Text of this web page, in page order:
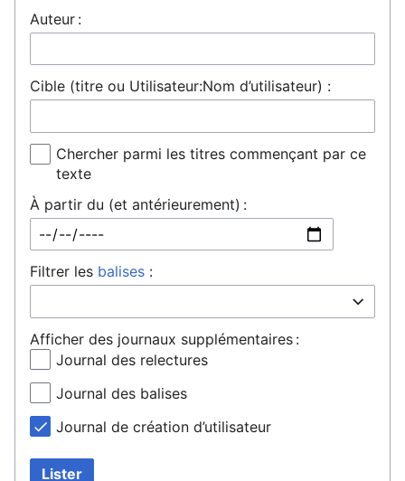
Auteur :
Cible (titre ou Utilisateur:Nom d’utilisateur) :
Chercher parmi les titres commençant par ce
texte
À partir du (et antérieurement) :
Filtrer les balises :
Afficher des journaux supplémentaires :
Journal des relectures
Journal des balises
Journal de création d’utilisateur
Lister